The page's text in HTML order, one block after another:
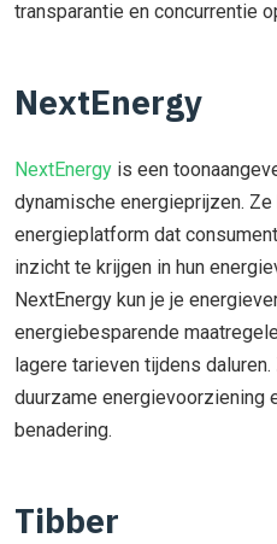
transparantie en concurrentie
NextEnergy
NextEnergy is een
dynamische energieprijzen.
energieplatform dat
inzicht te krijgen in hun
NextEnergy kun je je
energiebesparende
lagere tarieven tijdens
duurzame energievoorziening
benadering.
Tibber